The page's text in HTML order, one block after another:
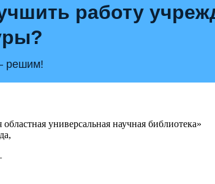
работу
решим!
универсальная научная библиотека»